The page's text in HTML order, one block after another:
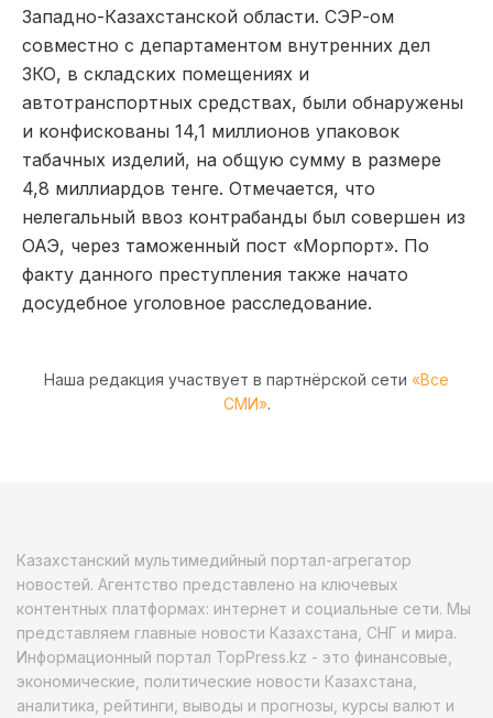
Западно-Казахстанской области. СЭР-ом
совместно с департаментом внутренних дел
ЗКО, в складских помещениях и
автотранспортных средствах, были обнаружены
и конфискованы 14,1 миллионов упаковок
табачных изделий, на общую сумму в размере
4,8 миллиардов тенге. Отмечается, что
нелегальный ввоз контрабанды был совершен из
ОАЭ, через таможенный пост «Морпорт». По
факту данного преступления также начато
досудебное уголовное расследование.
Наша редакция участвует в партнёрской сети «Все
СМИ».
Казахстанский мультимедийный портал-агрегатор
новостей. Агентство представлено на ключевых
контентных платформах: интернет и социальные сети. Мы
представляем главные новости Казахстана, СНГ и мира.
Информационный портал TopPress.kz - это финансовые,
экономические, политические новости Казахстана,
аналитика, рейтинги, выводы и прогнозы, курсы валют и